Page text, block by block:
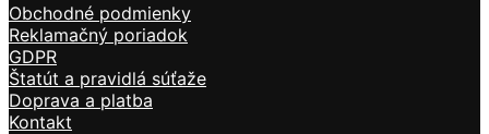
Obchodné podmienky
Reklamačný poriadok
GDPR
Štatút a pravidlá súťaže
Doprava a platba
Kontakt